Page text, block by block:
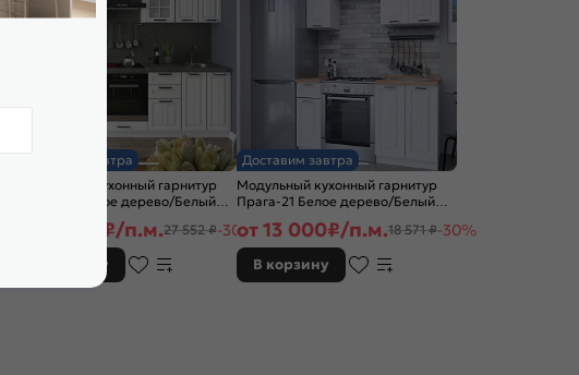
Доставим завтра
Модульный кухонный гарнитур
Прага-01 Белое дерево/Белый
₽/п.м.27 552 ₽-30%
В корзину
Доставим завтра
Модульный кухонный гарнитур
Прага-21 Белое дерево/Белый
от13 000₽/п.м.18 571 ₽-30%
В корзину